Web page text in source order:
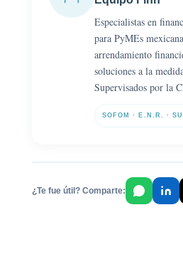
Especialistas en
para PyMEs
arrendamiento
soluciones a la
Supervisados por la
SOFOM · E.N.R. ·
¿Te fue útil? Comparte: